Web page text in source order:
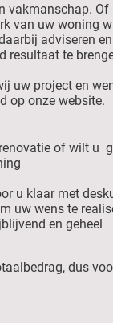
vakmanschap. Of
van uw woning
adviseren en
resultaat te
uw project en
op onze website.
of wilt u
u klaar met
uw wens te
en geheel
dus